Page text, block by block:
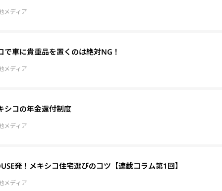
メディア
で車に貴重品を置くのは絶対NG！
メディア
シコの年金還付制度
メディア
発！メキシコ住宅選びのコツ【連載コラム第1回】
メディア